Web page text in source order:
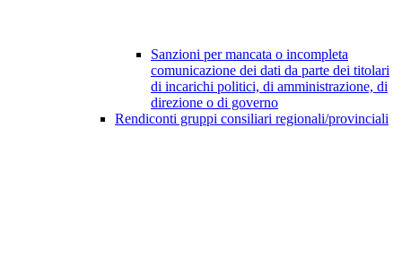
Sanzioni per mancata o incompleta
comunicazione dei dati da parte dei titolari
di incarichi politici, di amministrazione, di
direzione o di governo
Rendiconti gruppi consiliari regionali/provinciali